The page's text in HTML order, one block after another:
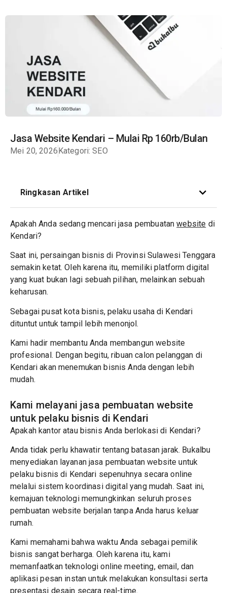
Jasa Website Kendari – Mulai Rp 160rb/Bulan
Mei 20, 2026Kategori: SEO
Ringkasan Artikel
Apakah Anda sedang mencari jasa pembuatanwebsite di
Kendari?
Saat ini, persaingan bisnis di Provinsi Sulawesi Tenggara
semakin ketat. Oleh karena itu, memiliki platform digital
yang kuat bukan lagi sebuah pilihan, melainkan sebuah
keharusan.
Sebagai pusat kota bisnis, pelaku usaha di Kendari
dituntut untuk tampil lebih menonjol.
Kami hadir membantu Anda membangun website
profesional. Dengan begitu, ribuan calon pelanggan di
Kendari akan menemukan bisnis Anda dengan lebih
mudah.
Kami melayani jasa pembuatan website
untuk pelaku bisnis di Kendari
Apakah kantor atau bisnis Anda berlokasi di Kendari?
Anda tidak perlu khawatir tentang batasan jarak. Bukalbu
menyediakan layanan jasa pembuatan website untuk
pelaku bisnis di Kendari sepenuhnya secara online
melalui sistem koordinasi digital yang mudah. Saat ini,
kemajuan teknologi memungkinkan seluruh proses
pembuatan website berjalan tanpa Anda harus keluar
rumah.
Kami memahami bahwa waktu Anda sebagai pemilik
bisnis sangat berharga. Oleh karena itu, kami
memanfaatkan teknologi online meeting, email, dan
aplikasi pesan instan untuk melakukan konsultasi serta
presentasi desain secara real-time.